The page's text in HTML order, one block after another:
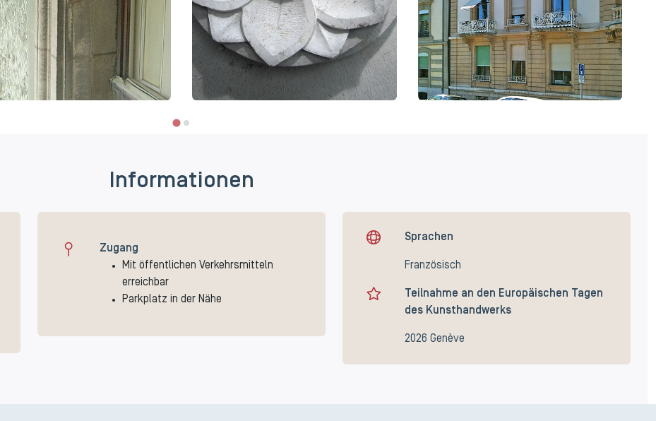
Informationen
Zugang
Mit öffentlichen Verkehrsmitteln
erreichbar
Parkplatz in der Nähe
Sprachen
Französisch
Teilnahme an den Europäischen Tagen
des Kunsthandwerks
2026 Genève